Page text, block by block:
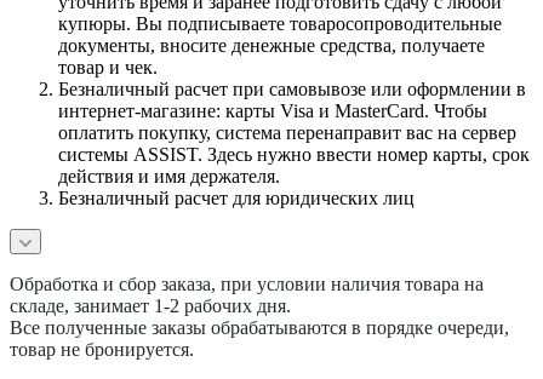
купюры. Вы подписываете товаросопроводительные
документы, вносите денежные средства, получаете
товар и чек.
Безналичный расчет при самовывозе или оформлении в
интернет-магазине: карты Visa и MasterCard. Чтобы
оплатить покупку, система перенаправит вас на сервер
системы ASSIST. Здесь нужно ввести номер карты, срок
действия и имя держателя.
Безналичный расчет для юридических лиц
Обработка и сбор заказа, при условии наличия товара на
складе, занимает 1-2 рабочих дня.
Все полученные заказы обрабатываются в порядке очереди,
товар не бронируется.